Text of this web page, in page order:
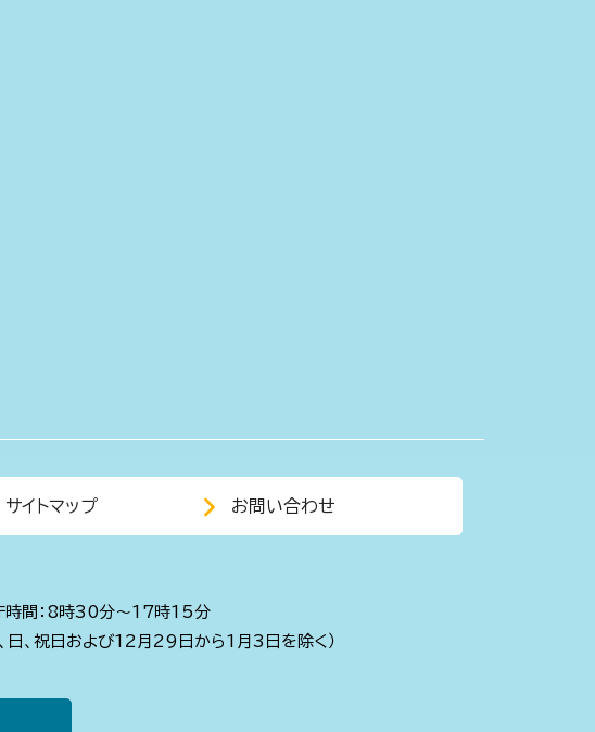
サイトマップ お問い合わせ
時間：8時30分～17時15分
、日、祝日および12月29日から1月3日を除く）